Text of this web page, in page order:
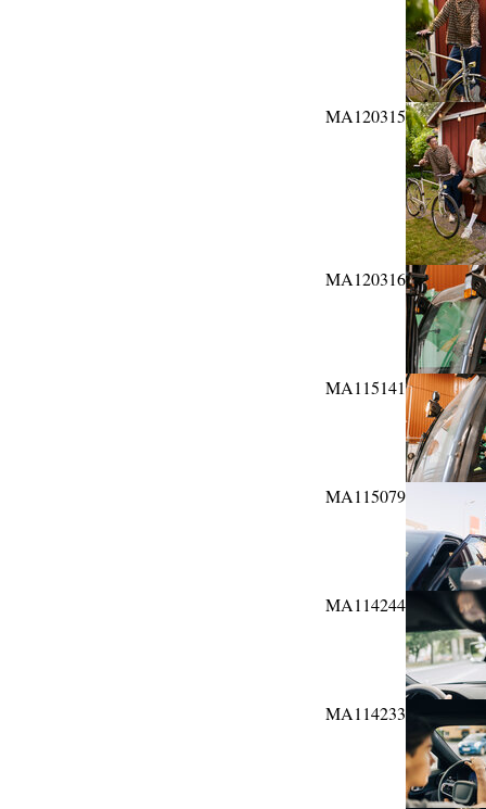
MA120315
MA120316
MA115141
MA115079
MA114244
MA114233